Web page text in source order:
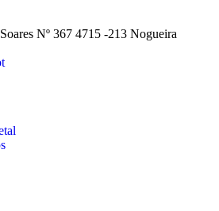
Nº 367 4715 -213 Nogueira